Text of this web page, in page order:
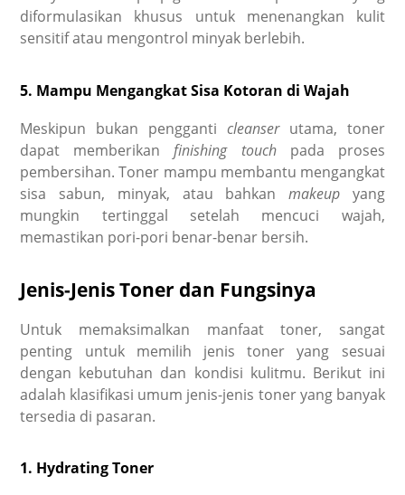
diformulasikan khusus untuk menenangkan kulit
sensitif atau mengontrol minyak berlebih.
5. Mampu Mengangkat Sisa Kotoran di Wajah
Meskipun bukan pengganti cleanserutama, toner
dapat memberikanfinishing touchpada proses
pembersihan. Toner mampu membantu mengangkat
sisa sabun, minyak, atau bahkan makeupyang
mungkin tertinggal setelah mencuci wajah,
memastikan pori-pori benar-benar bersih.
Jenis-Jenis Toner dan Fungsinya
Untuk memaksimalkan manfaat toner, sangat
penting untuk memilih jenis toner yang sesuai
dengan kebutuhan dan kondisi kulitmu. Berikut ini
adalah klasifikasi umum jenis-jenis toner yang banyak
tersedia di pasaran.
1. Hydrating Toner